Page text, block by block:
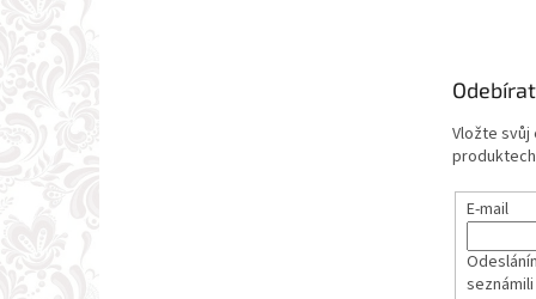
Vložte svůj
E-mail